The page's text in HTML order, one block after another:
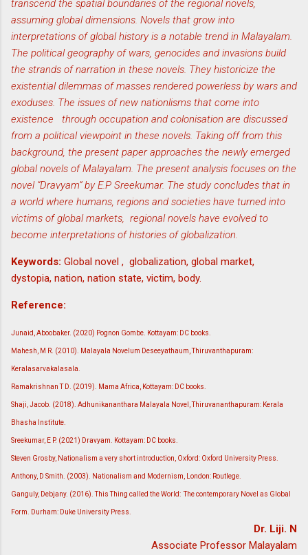
transcend the spatial boundaries of the regional novels,
assuming global dimensions. Novels that grow into
interpretations of global history is a notable trend in Malayalam.
The political geography of wars, genocides and invasions build
the strands of narration in these novels. They historicize the
existential dilemmas of masses rendered powerless by wars and
exoduses. The issues of new nationlisms that come into
existence through occupation and colonisation are discussed
from a political viewpoint in these novels. Taking off from this
background, the present paper approaches the newly emerged
global novels of Malayalam. The present analysis focuses on the
novel “Dravyam” by E.P Sreekumar. The study concludes that in
a world where humans, regions and societies have turned into
victims of global markets, regional novels have evolved to
become interpretations of histories of globalization.
Keywords: Global novel , globalization, global market,
dystopia, nation, nation state, victim, body.
Reference:
Junaid, Aboobaker. (2020) Pognon Gombe. Kottayam: DC books.
Mahesh, M R. (2010). Malayala Novelum Deseeyathaum, Thiruvanthapuram:
Keralasarvakalasala.
Ramakrishnan T D. (2019). Mama Africa, Kottayam: DC books.
Shaji, Jacob. (2018). Adhunikananthara Malayala Novel, Thiruvananthapuram: Kerala
Bhasha Institute.
Sreekumar, E P. (2021) Dravyam. Kottayam: DC books.
Steven Grosby, Nationalism a very short introduction, Oxford: Oxford University Press.
Anthony, D Smith. (2003). Nationalism and Modernism, London: Routlege.
Ganguly, Debjany. (2016). This Thing called the World: The contemporary Novel as Global
Form. Durham: Duke University Press.
Dr. Liji. N
Associate Professor Malayalam